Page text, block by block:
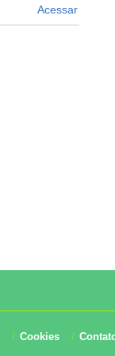
Acessar
Cookies